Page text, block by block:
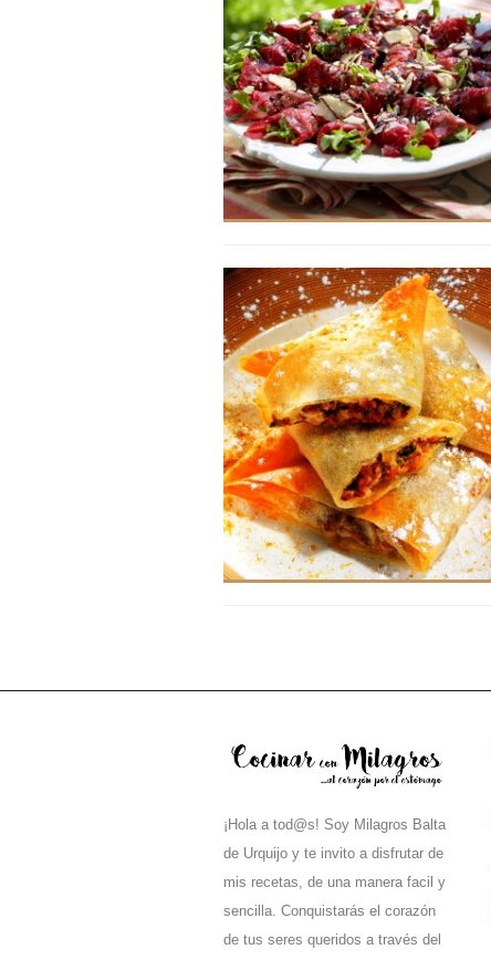
¡Hola a tod@s! Soy Milagros Balta
de Urquijo y te invito a disfrutar de
mis recetas, de una manera facil y
sencilla. Conquistarás el corazón
de tus seres queridos a través del